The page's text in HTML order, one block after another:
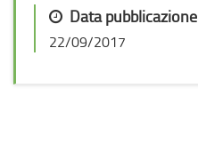
Data pubblicazione
22/09/2017